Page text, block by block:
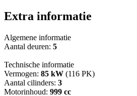
Extra informatie
Algemene informatie
Aantal deuren: 5
Technische informatie
Vermogen: 85 kW (116 PK)
Aantal cilinders: 3
Motorinhoud: 999 cc